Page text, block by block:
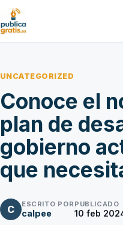
UNCATEGORIZED
Conoce el
plan de
gobierno
que
C ESCRITO POR
calpee
PUBLICADO
10 feb